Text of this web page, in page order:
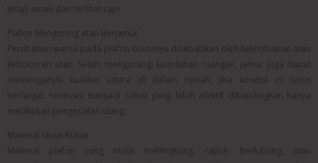
tetap aman dan terlihat rapi.
Plafon Menguning atau Berjamur
Perubahan warna pada plafon biasanya disebabkan oleh kelembapan atau
kebocoran atap. Selain mengurangi keindahan ruangan, jamur juga dapat
memengaruhi kualitas udara di dalam rumah. Jika kondisi ini terus
berlanjut, renovasi menjadi solusi yang lebih efektif dibandingkan hanya
melakukan pengecatan ulang.
Material Mulai Rusak
Material plafon yang mulai melengkung, rapuh, berlubang, atau